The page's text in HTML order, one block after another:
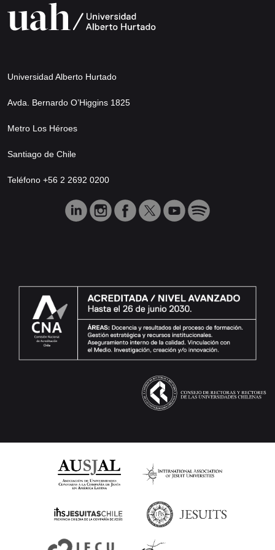
Universidad Alberto Hurtado
Avda. Bernardo O’Higgins 1825
Metro Los Héroes
Santiago de Chile
Teléfono +56 2 2692 0200